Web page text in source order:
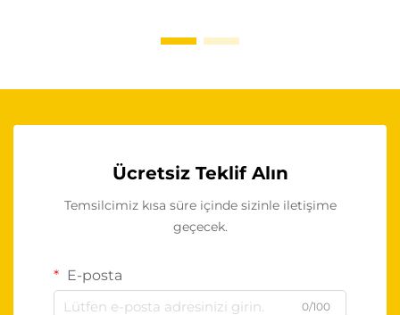
Ücretsiz Teklif Alın
Temsilcimiz kısa süre içinde sizinle iletişime
geçecek.
E-posta
0/100